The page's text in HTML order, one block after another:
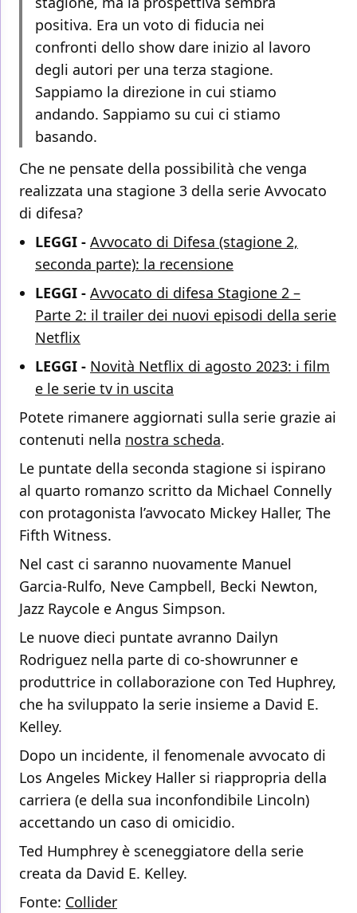
positiva. Era un voto di fiducia nei
confronti dello show dare inizio al lavoro
degli autori per una terza stagione.
Sappiamo la direzione in cui stiamo
andando. Sappiamo su cui ci stiamo
basando.
Che ne pensate della possibilità che venga
realizzata una stagione 3 della serie Avvocato
di difesa?
LEGGI - Avvocato di Difesa (stagione 2,
seconda parte): la recensione
LEGGI - Avvocato di difesa Stagione 2 –
Parte 2: il trailer dei nuovi episodi della serie
Netflix
LEGGI - Novità Netflix di agosto 2023: i film
e le serie tv in uscita
Potete rimanere aggiornati sulla serie grazie ai
contenuti nella nostra scheda.
Le puntate della seconda stagione si ispirano
al quarto romanzo scritto da Michael Connelly
con protagonista l’avvocato Mickey Haller, The
Fifth Witness.
Nel cast ci saranno nuovamente Manuel
Garcia-Rulfo, Neve Campbell, Becki Newton,
Jazz Raycole e Angus Simpson.
Le nuove dieci puntate avranno Dailyn
Rodriguez nella parte di co-showrunner e
produttrice in collaborazione con Ted Huphrey,
che ha sviluppato la serie insieme a David E.
Kelley.
Dopo un incidente, il fenomenale avvocato di
Los Angeles Mickey Haller si riappropria della
carriera (e della sua inconfondibile Lincoln)
accettando un caso di omicidio.
Ted Humphrey è sceneggiatore della serie
creata da David E. Kelley.
Fonte: Collider